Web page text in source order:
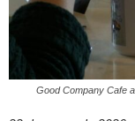
Good Company Cafe